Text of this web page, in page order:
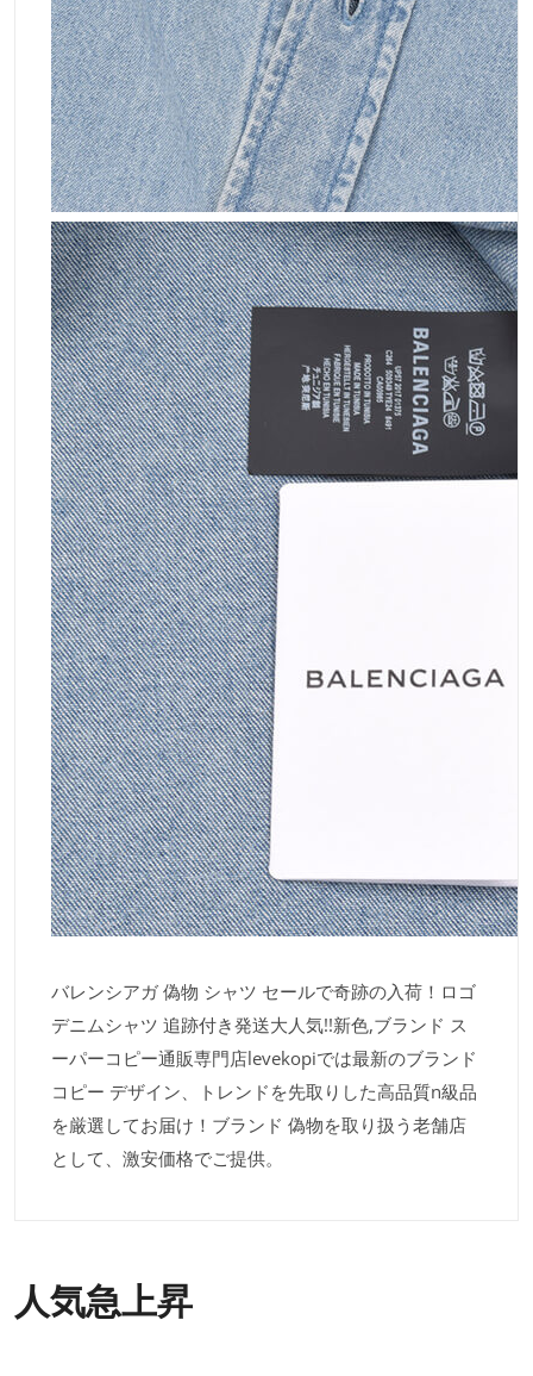
バレンシアガ 偽物 シャツ セールで奇跡の入荷！ロゴ
デニムシャツ 追跡付き発送大人気!!新色,ブランド ス
ーパーコピー通販専門店levekopiでは最新のブランド
コピー デザイン、トレンドを先取りした高品質n級品
を厳選してお届け！ブランド 偽物を取り扱う老舗店
として、激安価格でご提供。
人気急上昇